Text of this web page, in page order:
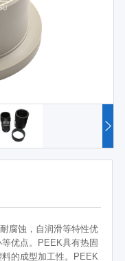
腐蚀，自润滑等特性优
优点。PEEK具有热固
的成型加工性。PEEK